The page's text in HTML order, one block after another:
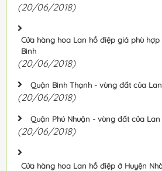
(20/06/2018)
Cửa hàng hoa Lan hồ điệp giá phù
Bình
(20/06/2018)
Quận Bình Thạnh - vùng đất của
(20/06/2018)
Quận Phú Nhuận - vùng đất của Lan
(20/06/2018)
Cửa hàng hoa Lan hồ điệp ở Huyện